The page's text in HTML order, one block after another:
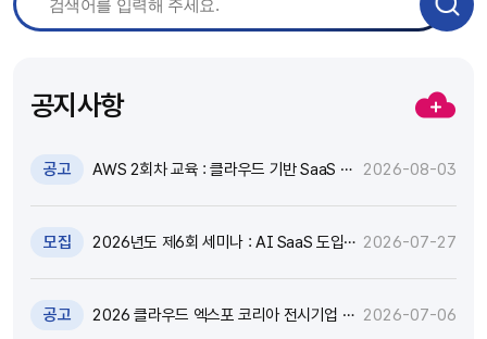
공지사항
공고
AWS 2회차 교육 : 클라우드 기반 SaaS 현
2026-08-03
모집
2026년도 제6회 세미나 : AI SaaS 도입,
2026-07-27
공고
2026 클라우드 엑스포 코리아 전시기업 지 2026-07-06